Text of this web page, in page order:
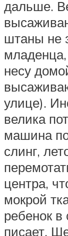
дальше.
штаны не
несу
улице).
велика
машина
слинг,
центра,
мокрой
ребенок в
писает.